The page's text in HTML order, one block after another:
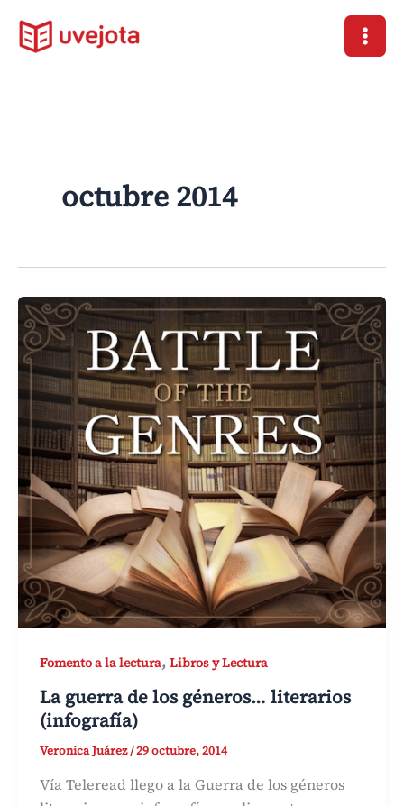
contenido
octubre 2014
Fomento a la lectura, Libros y Lectura
La guerra de los géneros… literarios
(infografía)
Veronica Juárez/29 octubre, 2014
Vía Teleread llego a la Guerra de los géneros